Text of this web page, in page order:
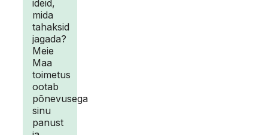
ideid,
mida
tahaksid
jagada?
Meie
Maa
toimetus
ootab
põnevusega
sinu
panust